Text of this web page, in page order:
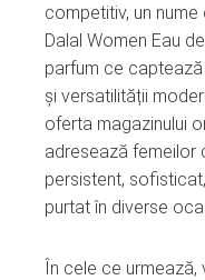
competitiv, un
Dalal Women Eau
parfum ce
și versatilității
oferta magazinului
adresează femeilor
persistent,
purtat în diverse
În cele ce